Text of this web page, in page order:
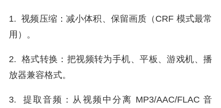
1. 视频压缩：减小体积、保留画质（CRF 模式最常
用）。
2. 格式转换：把视频转为手机、平板、游戏机、播
放器兼容格式。
3. 提取音频：从视频中分离 MP3/AAC/FLAC 音